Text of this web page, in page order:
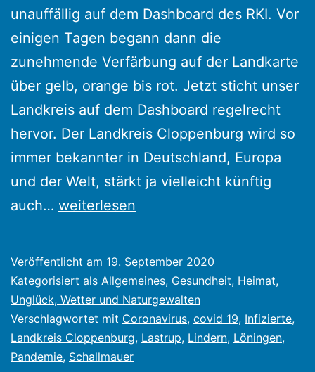
unauffällig auf dem Dashboard des RKI. Vor
einigen Tagen begann dann die
zunehmende Verfärbung auf der Landkarte
über gelb, orange bis rot. Jetzt sticht unser
Landkreis auf dem Dashboard regelrecht
hervor. Der Landkreis Cloppenburg wird so
immer bekannter in Deutschland, Europa
und der Welt, stärkt ja vielleicht künftig
auch… Schallmauer
19
Infizierten
im
Landkreis
weiterlesen
Veröffentlicht am 19. September 2020
Kategorisiert als Allgemeines, Gesundheit, Heimat,
Unglück, Wetter und Naturgewalten
Verschlagwortet mit Coronavirus, covid 19, Infizierte,
Landkreis Cloppenburg, Lastrup, Lindern, Löningen,
Pandemie, Schallmauer